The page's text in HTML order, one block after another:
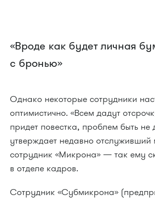
«Вроде как будет личная
с бронью»
Однако некоторые сотрудники
оптимистично. «Всем дадут
придет повестка, проблем быть
утверждает недавно отслуживший
сотрудник «Микрона» — так ему
в отделе кадров.
Сотрудник «Субмикрона»